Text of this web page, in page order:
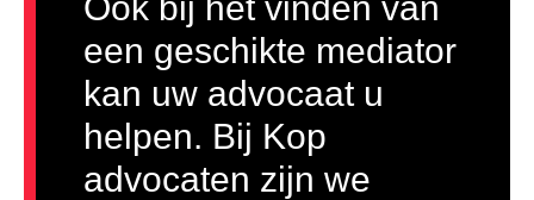
een geschikte mediator
kan uw advocaat u
helpen. Bij Kop
advocaten zijn we